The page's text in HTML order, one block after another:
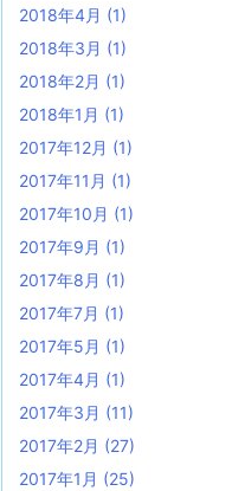
2018年4月 (1)
2018年3月 (1)
2018年2月 (1)
2018年1月 (1)
2017年12月 (1)
2017年11月 (1)
2017年10月 (1)
2017年9月 (1)
2017年8月 (1)
2017年7月 (1)
2017年5月 (1)
2017年4月 (1)
2017年3月 (11)
2017年2月 (27)
2017年1月 (25)